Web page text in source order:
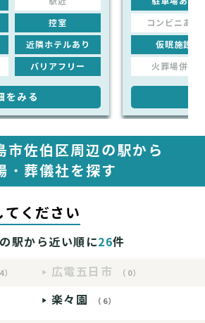
控室
近隣ホテルあり
バリアフリー
をみる
コンビニあり
仮眠施設
火葬場併設
市佐伯区周辺の駅から
・葬儀社を探す
てください
駅から近い順に26件
） 広電五日市 （0）
楽々園 （6）